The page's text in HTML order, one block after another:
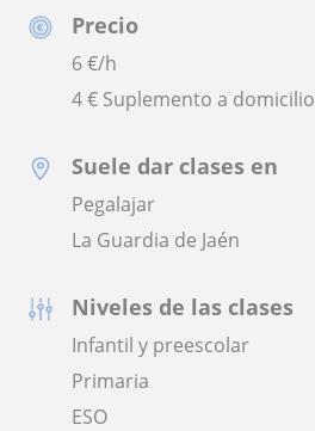
Precio
6€/h
4 € Suplemento a domicilio
Suele dar clases en
Pegalajar
La Guardia de Jaén
Niveles de las clases
Infantil y preescolar
Primaria
ESO